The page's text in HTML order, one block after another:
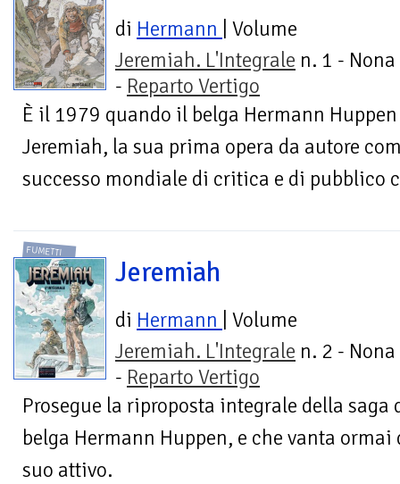
di Hermann
| Volume
Jeremiah. L'Integrale n. 1 -
- Reparto Vertigo
È il 1979 quando il belga Hermann
Jeremiah, la sua prima opera da autore
successo mondiale di critica e di pubblico
FUMETTI
Jeremiah
di Hermann
| Volume
Jeremiah. L'Integrale n. 2 -
- Reparto Vertigo
Prosegue la riproposta integrale della
belga Hermann Huppen, e che vanta
suo attivo.